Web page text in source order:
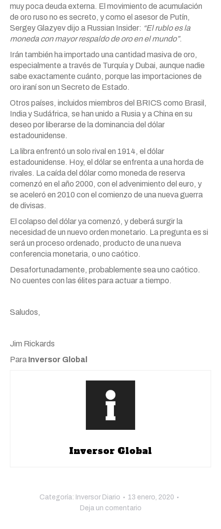
muy poca deuda externa. El movimiento de acumulación
de oro ruso no es secreto, y como el asesor de Putín,
Sergey Glazyev dijo a Russian Insider: “El rublo es la
moneda con mayor respaldo de oro en el mundo”.
Irán también ha importado una cantidad masiva de oro,
especialmente a través de Turquía y Dubai, aunque nadie
sabe exactamente cuánto, porque las importaciones de
oro iraní son un Secreto de Estado.
Otros países, incluidos miembros del BRICS como Brasil,
India y Sudáfrica, se han unido a Rusia y a China en su
deseo por liberarse de la dominancia del dólar
estadounidense.
La libra enfrentó un solo rival en 1914, el dólar
estadounidense. Hoy, el dólar se enfrenta a una horda de
rivales. La caída del dólar como moneda de reserva
comenzó en el año 2000, con el advenimiento del euro, y
se aceleró en 2010 con el comienzo de una nueva guerra
de divisas.
El colapso del dólar ya comenzó, y deberá surgir la
necesidad de un nuevo orden monetario. La pregunta es si
será un proceso ordenado, producto de una nueva
conferencia monetaria, o uno caótico.
Desafortunadamente, probablemente sea uno caótico.
No cuentes con las élites para actuar a tiempo.
Saludos,
Jim Rickards
Para Inversor Global
Inversor Global
Categoría: Inversor Diario
13 enero, 2020
Deja un comentario